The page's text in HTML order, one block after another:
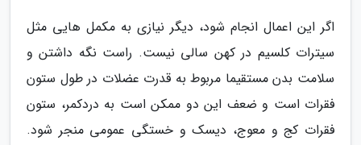
اگر این اعمال انجام شود، دیگر نیازی به مکمل هایی مثل
سیترات کلسیم در کهن سالی نیست. راست نگه داشتن و
سلامت بدن مستقیما مربوط به قدرت عضلات در طول ستون
فقرات است و ضعف این دو ممکن است به دردکمر، ستون
فقرات کج و معوج، دیسک و خستگی عمومی منجر شود.